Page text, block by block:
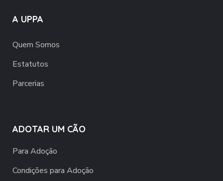
A UPPA
Quem Somos
Estatutos
Parcerias
ADOTAR UM CÃO
Para Adoção
Condições para Adoção